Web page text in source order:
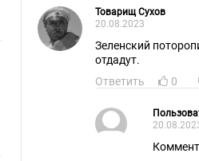
Товарищ Сухов
20.08.2023
Зеленский
отдадут.
Ответить
0